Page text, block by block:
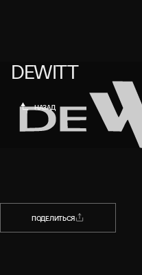
НАЗАД
НАЗАД
DEWITT
ПОДЕЛИТЬСЯ